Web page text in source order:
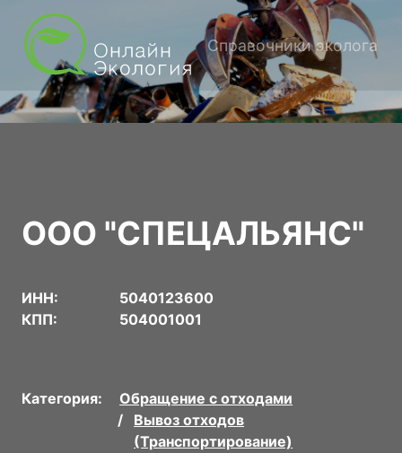
Справочники эколога
ООО "СПЕЦАЛЬЯНС"
ИНН:
5040123600
КПП:
504001001
Категория:
Обращение с отходами
Вывоз отходов
(Транспортирование)